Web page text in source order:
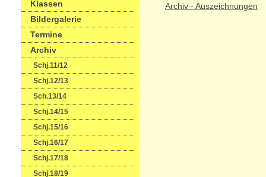
Klassen
Bildergalerie
Termine
Archiv
Schj.11/12
Schj.12/13
Sch.13/14
Schj.14/15
Schj.15/16
Schj.16/17
Schj.17/18
Schj.18/19
Archiv - Auszeichnungen